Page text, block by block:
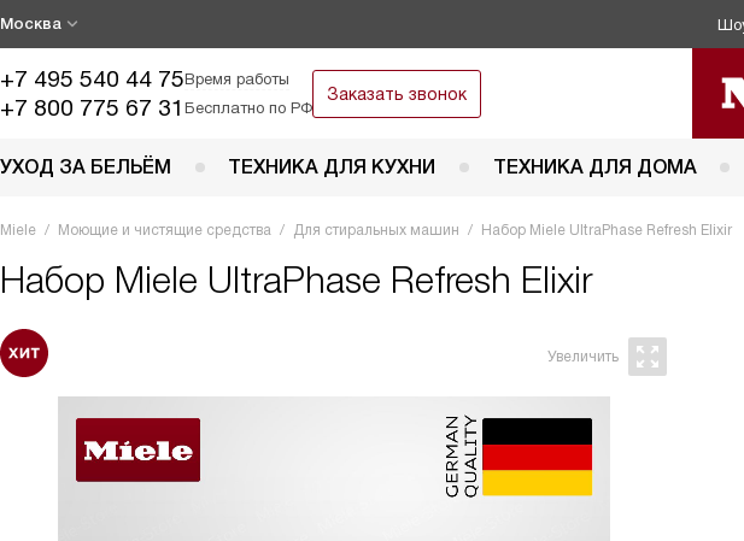
Москва
+7 495 540 44 75Время работы
+7 800 775 67 31 Бесплатно по РФ
Заказать звонок
УХОД ЗА БЕЛЬЁМ ТЕХНИКА ДЛЯ КУХНИ ТЕХНИКА ДЛЯ ДОМА
Miele Моющие и чистящие средства Для стиральных машин Набор Miele UltraPhase Refresh Elixir
Набор Miele UltraPhase Refresh Elixir